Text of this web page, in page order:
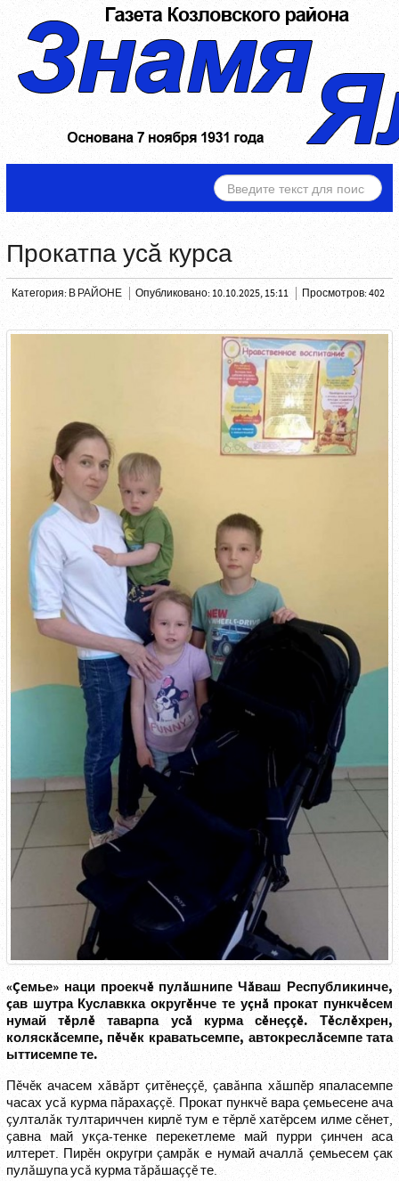
ИСКАТЬ...
Прокатпа усă курса
Категория: В РАЙОНЕ Опубликовано: 10.10.2025, 15:11 Просмотров: 402
«Çемье» наци проекчĕ пулăшнипе Чăваш Республикинче,
çав шутра Куславкка округĕнче те уçнă прокат пункчĕсем
нумай тĕрлĕ таварпа усă курма сĕнеççĕ. Тĕслĕхрен,
коляскăсемпе, пĕчĕк краватьсемпе, автокреслăсемпе тата
ыттисемпе те.
Пĕчĕк ачасем хăвăрт çитĕнеççĕ, çавăнпа хăшпĕр япаласемпе
часах усă курма пăрахаççĕ. Прокат пункчĕ вара çемьесене ача
çулталăк тултариччен кирлĕ тум е тĕрлĕ хатĕрсем илме сĕнет,
çавна май укçа-тенке перекетлеме май пурри çинчен аса
илтерет. Пирĕн округри çамрăк е нумай ачаллă çемьесем çак
пулăшупа усă курма тăрăшаççĕ те.